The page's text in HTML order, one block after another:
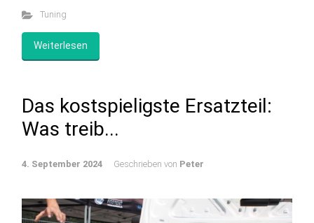
Tuning
Weiterlesen
Das kostspieligste Ersatzteil:
Was treib...
4. September 2024 Geschrieben von Peter